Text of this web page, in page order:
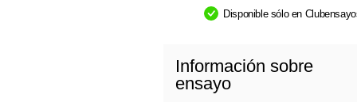
Disponible sólo en
Información sobre
ensayo